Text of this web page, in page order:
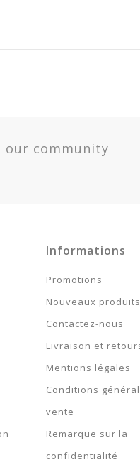
Ans Pour Défaut De
our community
Informations
Promotions
Nouveaux produits
Contactez-nous
Livraison et
Mentions légales
Conditions
vente
Remarque sur la
confidentialité